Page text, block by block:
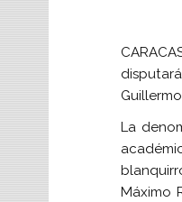
La
Máximo